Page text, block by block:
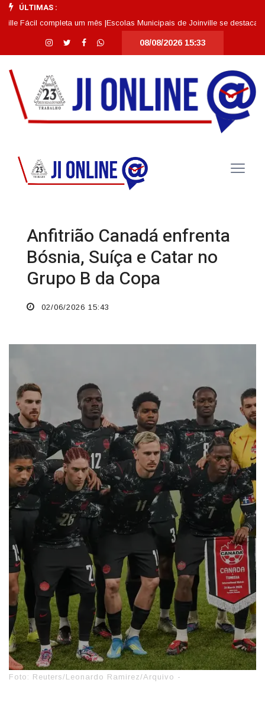
ÚLTIMAS :
completa um mês | Escolas Municipais de Joinville se destacam
08/08/2026 15:33
Anfitrião Canadá enfrenta
Bósnia, Suíça e Catar no
Grupo B da Copa
02/06/2026 15:43
Foto: Reuters/Leonardo Ramirez/Arquivo -